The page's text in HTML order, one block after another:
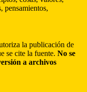
pensamientos,
la publicación de
se cite la fuente. No se
a archivos